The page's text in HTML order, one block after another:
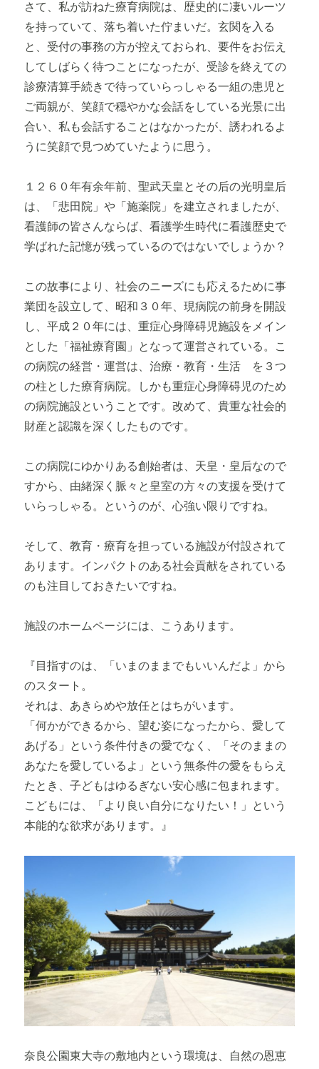
さて、私が訪ねた療育病院は、歴史的に凄いルーツ
を持っていて、落ち着いた佇まいだ。玄関を入る
と、受付の事務の方が控えておられ、要件をお伝え
してしばらく待つことになったが、受診を終えての
診療清算手続きで待っていらっしゃる一組の患児と
ご両親が、笑顔で穏やかな会話をしている光景に出
合い、私も会話することはなかったが、誘われるよ
うに笑顔で見つめていたように思う。
１２６０年有余年前、聖武天皇とその后の光明皇后
は、「悲田院」や「施薬院」を建立されましたが、
看護師の皆さんならば、看護学生時代に看護歴史で
学ばれた記憶が残っているのではないでしょうか？
この故事により、社会のニーズにも応えるために事
業団を設立して、昭和３０年、現病院の前身を開設
し、平成２０年には、重症心身障碍児施設をメイン
とした「福祉療育園」となって運営されている。こ
の病院の経営・運営は、治療・教育・生活 を３つ
の柱とした療育病院。しかも重症心身障碍児のため
の病院施設ということです。改めて、貴重な社会的
財産と認識を深くしたものです。
この病院にゆかりある創始者は、天皇・皇后なので
すから、由緒深く脈々と皇室の方々の支援を受けて
いらっしゃる。というのが、心強い限りですね。
そして、教育・療育を担っている施設が付設されて
あります。インパクトのある社会貢献をされている
のも注目しておきたいですね。
施設のホームページには、こうあります。
『目指すのは、「いまのままでもいいんだよ」から
のスタート。
それは、あきらめや放任とはちがいます。
「何かができるから、望む姿になったから、愛して
あげる」という条件付きの愛でなく、「そのままの
あなたを愛しているよ」という無条件の愛をもらえ
たとき、子どもはゆるぎない安心感に包まれます。
こどもには、「より良い自分になりたい！」という
本能的な欲求があります。』
奈良公園東大寺の敷地内という環境は、自然の恩恵